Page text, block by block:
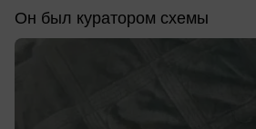
Он был куратором схемы